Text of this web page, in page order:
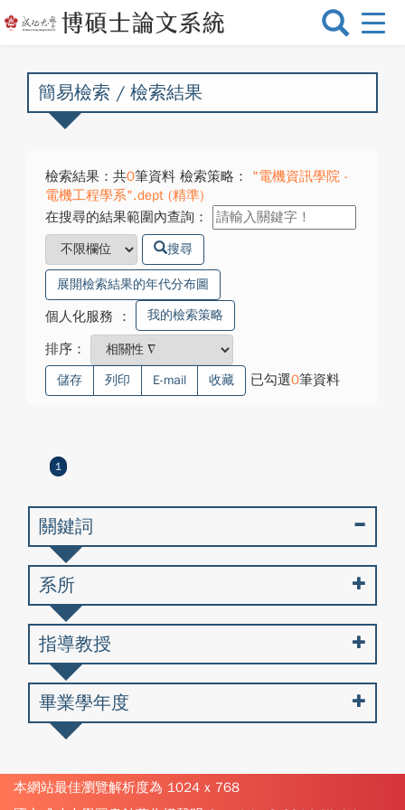
選
換
簡易檢索 / 檢索結果
檢索結果：共0筆資料 檢索策略：
"電機資訊學院 -
電機工程學系".dept (精準)
在搜尋的結果範圍內查詢：
搜尋
展開檢索結果的年代分布圖
個人化服務 ： 我的檢索策略
排序：
儲存 列印 E-mail 收藏 已勾選0筆資料
1
關鍵詞
系所
指導教授
畢業學年度
本網站最佳瀏覽解析度為 1024 x 768